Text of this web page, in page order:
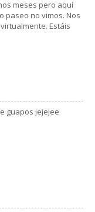
meses pero aquí
paseo no vimos. Nos
Estáis
guapos jejejee